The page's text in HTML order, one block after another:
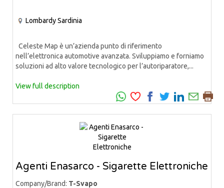
LombardySardinia
Celeste Map è un’azienda punto di riferimento
nell’elettronica automotive avanzata. Sviluppiamo e forniamo
soluzioni ad alto valore tecnologico per l’autoriparatore,...
View full description
Agenti Enasarco - Sigarette Elettroniche
Company/Brand: T-Svapo